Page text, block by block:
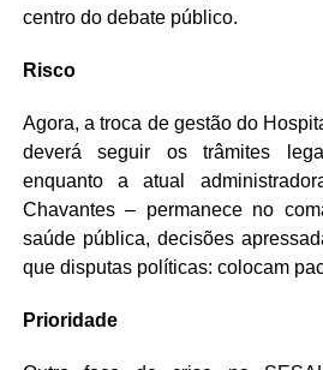
centro do debate público.
Risco
Agora, a troca de gestão do
deverá seguir os trâmites
enquanto a atual
Chavantes – permanece no
saúde pública, decisões
que disputas políticas: colocam
Prioridade